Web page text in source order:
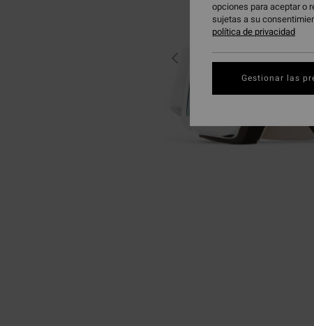
opciones para aceptar o
sujetas a su
política de privacidad
Gestionar las